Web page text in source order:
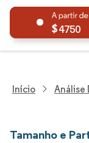
4750
Início Análise
Tamanho e